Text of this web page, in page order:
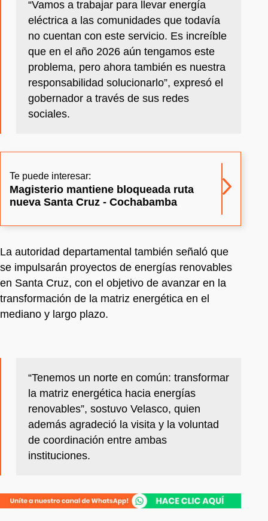
“Vamos a trabajar para llevar energía
eléctrica a las comunidades que todavía
no cuentan con este servicio. Es increíble
que en el año 2026 aún tengamos este
problema, pero ahora también es nuestra
responsabilidad solucionarlo”, expresó el
gobernador a través de sus redes
sociales.
Te puede interesar:
Magisterio mantiene bloqueada ruta
nueva Santa Cruz - Cochabamba
La autoridad departamental también señaló que
se impulsarán proyectos de energías renovables
en Santa Cruz, con el objetivo de avanzar en la
transformación de la matriz energética en el
mediano y largo plazo.
“Tenemos un norte en común: transformar
la matriz energética hacia energías
renovables”, sostuvo Velasco, quien
además agradeció la visita y la voluntad
de coordinación entre ambas
instituciones.